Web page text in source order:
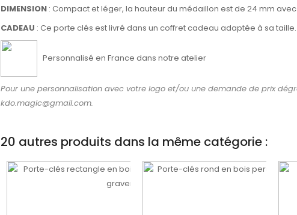
DIMENSION: Compact et léger, la hauteur du médaillon est de 24 mm
CADEAU : Ce porte clés est livré dans un coffret cadeau adaptée à sa taille.
Personnalisé en France dans notre atelier
Pour une personnalisation avec votre logo et/ou une demande de prix
kdo.magic@gmail.com.
20 autres produits dans la même catégorie :